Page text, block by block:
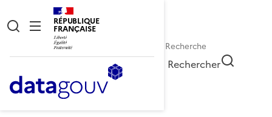
RÉPUBLIQUE
FRANÇAISE
Rechercher